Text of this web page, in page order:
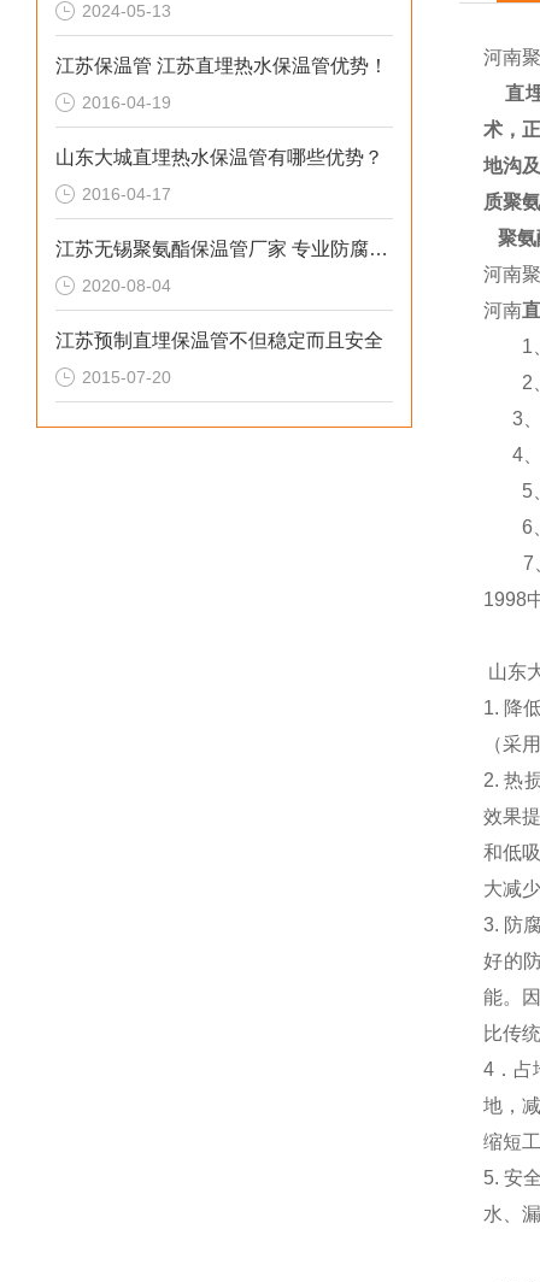
2024-05-13
江苏保温管 江苏直埋热水保温管优势！
2016-04-19
山东大城直埋热水保温管有哪些优势？
2016-04-17
江苏无锡聚氨酯保温管厂家 专业防腐保温材料
2020-08-04
江苏预制直埋保温管不但稳定而且安全
2015-07-20
河南
直
术，
地沟
质聚
聚氨
河南
河南
1
2
3
4
5
6
7
1998
山东
1. 降
（采
2. 热
效果
和低
大减
3. 防
好的
能。
比传
4 ．
地，
缩短
5.安
水、